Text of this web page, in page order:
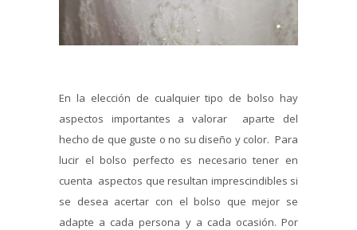
En la elección de cualquier tipo de bolso hay
aspectos importantes a valorar aparte del
hecho de que guste o no su diseño y color. Para
lucir el bolso perfecto es necesario tener en
cuenta aspectos que resultan imprescindibles si
se desea acertar con el bolso que mejor se
adapte a cada persona y a cada ocasión. Por